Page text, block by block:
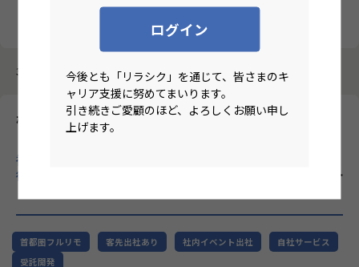
ログイン
今後とも「リラシク」を通じて、皆さまのキ
ャリア支援に努めてまいります。
引き続きご愛顧のほど、よろしくお願い申し
上げます。
3987件中 1件～10件
株式会社エーピーコミュニケーションズ
補】ITインフラ領域に特化し、クラウド・自動化・AIなど先端技
術を積極的に取り入れ、SIer業界の常識を変える企業！
のリモー
首都圏フルリモ 客先出社あり 社内イベント出社
自社サービス
受託開発